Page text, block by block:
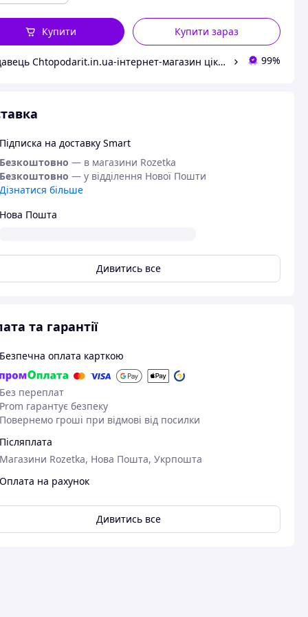
Купити зараз
Купити
Продавець Chtopodarit.in.ua-інтернет-магазин цікавих подарунків 99%
на доставку Smart
— в магазини Rozetka
— у відділення Нової Пошти
більше
Пошта
Дивитись все
та гарантії
оплата карткою
переплат
гарантує безпеку
гроші при відмові від посилки
Rozetka, Нова Пошта, Укрпошта
на рахунок
Дивитись все